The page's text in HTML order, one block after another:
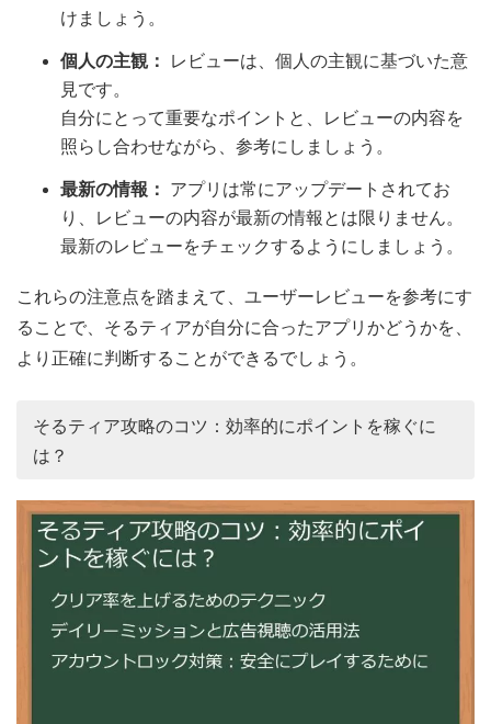
けましょう。
個人の主観：
レビューは、個人の主観に基づいた意
見です。
自分にとって重要なポイントと、レビューの内容を
照らし合わせながら、参考にしましょう。
最新の情報：
アプリは常にアップデートされてお
り、レビューの内容が最新の情報とは限りません。
最新のレビューをチェックするようにしましょう。
これらの注意点を踏まえて、ユーザーレビューを参考にす
ることで、そるティアが自分に合ったアプリかどうかを、
より正確に判断することができるでしょう。
そるティア攻略のコツ：効率的にポイントを稼ぐに
は？